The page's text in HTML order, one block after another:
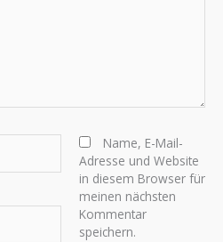
Name, E-Mail-
Adresse und Website
in diesem Browser für
meinen nächsten
Kommentar
speichern.